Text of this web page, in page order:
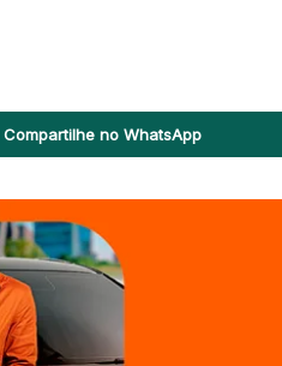
Compartilhe no WhatsApp